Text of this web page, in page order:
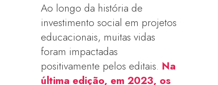
Ao longo da história de
investimento social em projetos
educacionais, muitas vidas
foram impactadas
positivamente pelos editais. Na
última edição, em 2023, os